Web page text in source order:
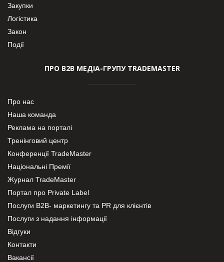
Закупки
Логістика
Закон
Події
ПРО В2В МЕДІА-ГРУПУ TRADEMASTER
Про нас
Наша команда
Реклама на порталі
Тренінговий центр
Конференції TradeMaster
Національні Премії
Журнал TradeMaster
Портал про Private Label
Послуги В2В- маркетингу та PR для клієнтів
Послуги з надання інформації
Відгуки
Контакти
Вакансії